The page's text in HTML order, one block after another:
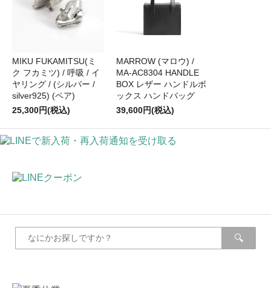
MIKU FUKAMITSU(ミ
ク フカミツ) / 呼吸 / イ
ヤリング / (シルバー /
silver925) (ペア)
25,300円(税込)
MARROW (マロウ) /
MA-AC8304 HANDLE
BOX レザー ハンドルボ
ックス ハンドバッグ
39,600円(税込)